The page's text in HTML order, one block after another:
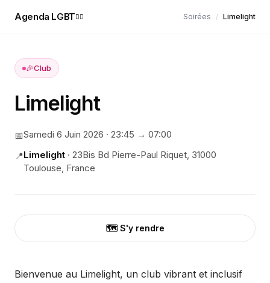
Agenda LGBT🏳️‍🌈 Soirées / Limelight
🎉Club
Limelight
📅Samedi 6 Juin 2026 · 23:45 → 07:00
📍Limelight · 23Bis Bd Pierre-Paul Riquet, 31000
Toulouse, France
🗺️ S'y rendre
Bienvenue au Limelight, un club vibrant et inclusif